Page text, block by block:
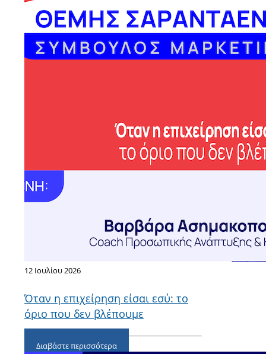
12 Ιουλίου 2026
Όταν η επιχείρηση είσαι εσύ: το
όριο που δεν βλέπουμε
Διαβάστε περισσότερα